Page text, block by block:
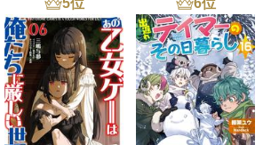
5位 6位